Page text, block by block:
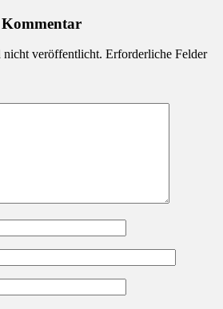
Kommentar
veröffentlicht. Erforderliche Felder